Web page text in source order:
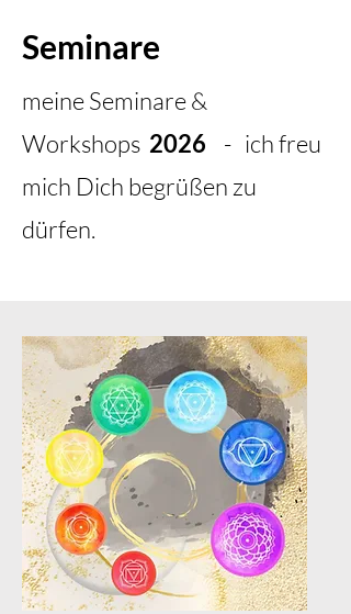
Seminare
meine Seminare &
Workshops 2026 - ich freu
mich Dich begrüßen zu
dürfen.